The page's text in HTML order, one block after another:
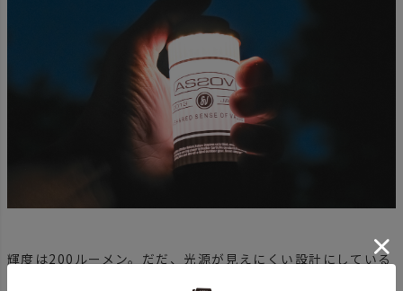
輝度は200ルーメン。だだ、光源が見えにくい設計にしている